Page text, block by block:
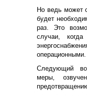
Но ведь может
будет
раз. Это
случаи,
операционными.
Следующий
меры,